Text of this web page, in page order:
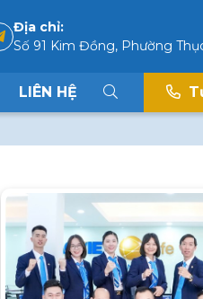
Địa chỉ:
Số 91 Kim Đồng, Phường
LIÊN HỆ